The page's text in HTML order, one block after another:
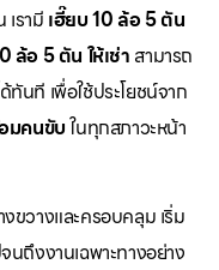
รามี เฮี๊ยบ 10 ล้อ 5 ตัน
ล้อ 5 ตัน ให้เช่า สามารถ
ด้ทันที เพื่อใช้ประโยชน์จาก
มคนขับในทุกสภาวะหน้า
ขวางและครอบคลุม เริ่ม
นถึงงานเฉพาะทางอย่าง